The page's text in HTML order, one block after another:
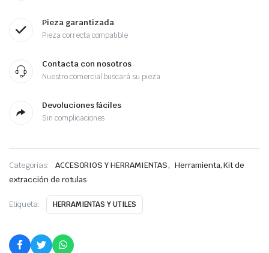
Pieza garantizada
Pieza correcta compatible
Contacta con nosotros
Nuestro comercial buscará su pieza
Devoluciones fáciles
Sin complicaciones
Categorías: ACCESORIOS Y HERRAMIENTAS, Herramienta, Kit de
extracción de rotulas
Etiqueta: HERRAMIENTAS Y UTILES